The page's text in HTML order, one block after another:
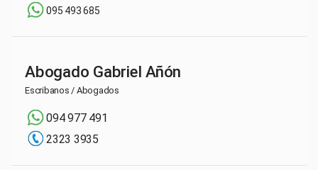
095 493 685
Abogado Gabriel Añón
Escribanos / Abogados
094 977 491
2323 3935